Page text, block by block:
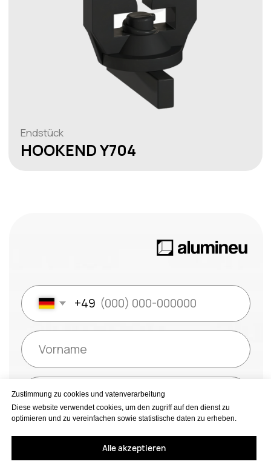
Zustimmung zu cookies und vatenverarbeitung
Diese website verwendet cookies, um den zugriff auf den dienst zu
optimieren und zu vereinfachen sowie statistische daten zu erheben.
Alle akzeptieren